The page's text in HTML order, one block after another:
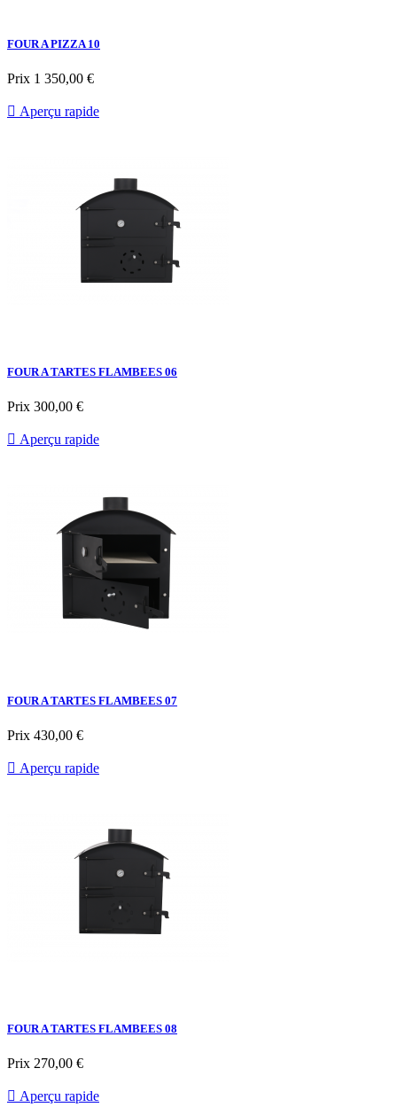
FOUR A PIZZA 10
Prix 1 350,00 €
 Aperçu rapide
FOUR A TARTES FLAMBEES 06
Prix 300,00 €
 Aperçu rapide
FOUR A TARTES FLAMBEES 07
Prix 430,00 €
 Aperçu rapide
FOUR A TARTES FLAMBEES 08
Prix 270,00 €
 Aperçu rapide